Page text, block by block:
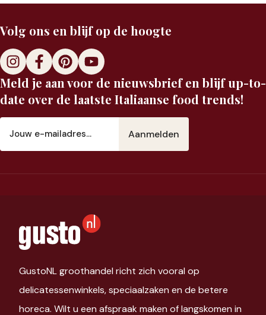
Volg ons en blijf op de hoogte
Meld je aan voor de nieuwsbrief en blijf up-to-
date over de laatste Italiaanse food trends!
mailadres
GustoNL groothandel richt zich vooral op
delicatessenwinkels, speciaalzaken en de betere
horeca. Wilt u een afspraak maken of langskomen in